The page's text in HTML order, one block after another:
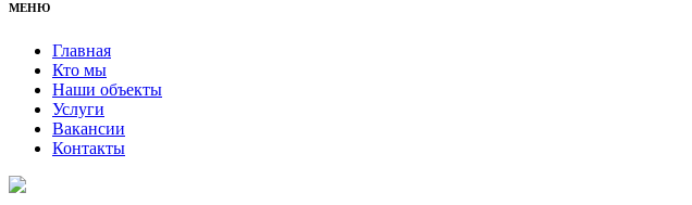
МЕНЮ
Главная
Кто мы
Наши объекты
Услуги
Вакансии
Контакты